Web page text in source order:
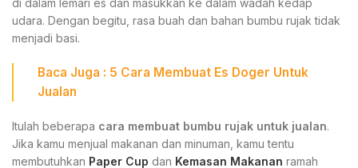
di dalam lemari es dan masukkan ke dalam wadah kedap
udara. Dengan begitu, rasa buah dan bahan bumbu rujak tidak
menjadi basi.
Baca Juga : 5 Cara Membuat Es Doger Untuk
Jualan
Itulah beberapa cara membuat bumbu rujak untuk jualan.
Jika kamu menjual makanan dan minuman, kamu tentu
membutuhkan Paper Cup dan Kemasan Makanan ramah